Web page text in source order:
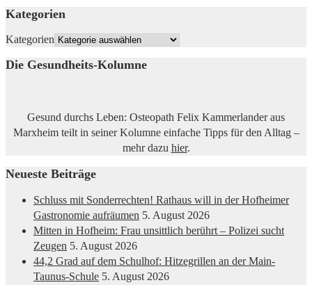
Kategorien
Kategorien
Die Gesundheits-Kolumne
Gesund durchs Leben: Osteopath Felix Kammerlander aus
Marxheim teilt in seiner Kolumne einfache Tipps für den Alltag –
mehr dazu hier.
Neueste Beiträge
Schluss mit Sonderrechten! Rathaus will in der Hofheimer
Gastronomie aufräumen 5. August 2026
Mitten in Hofheim: Frau unsittlich berührt – Polizei sucht
Zeugen 5. August 2026
44,2 Grad auf dem Schulhof: Hitzegrillen an der Main-
Taunus-Schule 5. August 2026